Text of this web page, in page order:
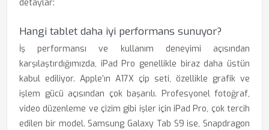
detaylar:
Hangi tablet daha iyi performans sunuyor?
İş performansı ve kullanım deneyimi açısından
karşılaştırdığımızda, iPad Pro genellikle biraz daha üstün
kabul ediliyor. Apple’ın A17X çip seti, özellikle grafik ve
işlem gücü açısından çok başarılı. Profesyonel fotoğraf,
video düzenleme ve çizim gibi işler için iPad Pro, çok tercih
edilen bir model. Samsung Galaxy Tab S9 ise, Snapdragon